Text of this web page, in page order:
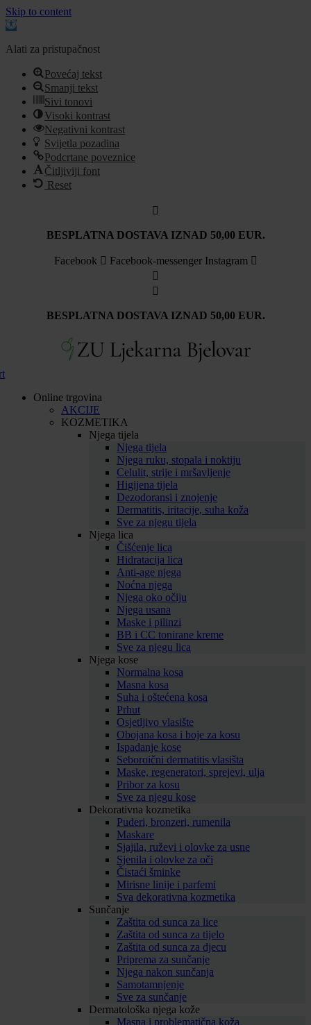
Skip to content
Open
Alati za pristupačnost
Povećaj tekst
Smanji tekst
Sivi tonovi
Visoki kontrast
Negativni kontrast
Svijetla pozadina
Podcrtane poveznice
Čitljiviji font
Reset
BESPLATNA DOSTAVA IZNAD 50,00 EUR.
Facebook Facebook-messenger Instagram
BESPLATNA DOSTAVA IZNAD 50,00 EUR.
Online trgovina
AKCIJE
KOZMETIKA
Njega tijela
Njega tijela
Njega ruku, stopala i noktiju
Celulit, strije i mršavljenje
Higijena tijela
Dezodoransi i znojenje
Dermatitis, iritacije, suha koža
Sve za njegu tijela
Njega lica
Čišćenje lica
Hidratacija lica
Anti-age njega
Noćna njega
Njega oko očiju
Njega usana
Maske i pilinzi
BB i CC tonirane kreme
Sve za njegu lica
Njega kose
Normalna kosa
Masna kosa
Suha i oštećena kosa
Prhut
Osjetljivo vlasište
Obojana kosa i boje za kosu
Ispadanje kose
Seboroični dermatitis vlasišta
Maske, regeneratori, sprejevi, ulja
Pribor za kosu
Sve za njegu kose
Dekorativna kozmetika
Puderi, bronzeri, rumenila
Maskare
Sjajila, ruževi i olovke za usne
Sjenila i olovke za oči
Čistaći šminke
Mirisne linije i parfemi
Sva dekorativna kozmetika
Sunčanje
Zaštita od sunca za lice
Zaštita od sunca za tijelo
Zaštita od sunca za djecu
Priprema za sunčanje
Njega nakon sunčanja
Samotamnjenje
Sve za sunčanje
Dermatološka njega kože
Masna i problematična koža